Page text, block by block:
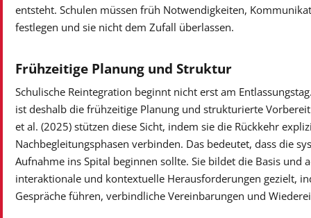
entsteht. Schulen müssen früh Notwendigkeiten,
festlegen und sie nicht dem Zufall überlassen.
Frühzeitige Planung und Struktur
Schulische Reintegration beginnt nicht erst am
ist deshalb die frühzeitige Planung und strukturierte
et al. (2025) stützen diese Sicht, indem sie die Rückkehr
Nachbegleitungsphasen verbinden. Das bedeutet, dass die
Aufnahme ins Spital beginnen sollte. Sie bildet die Basis und
interaktionale und kontextuelle Herausforderungen gezielt,
Gespräche führen, verbindliche Vereinbarungen und